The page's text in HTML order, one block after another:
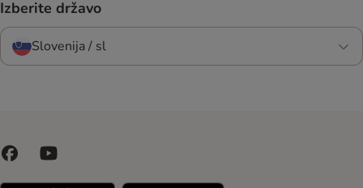
Izberite državo
Slovenija / sl